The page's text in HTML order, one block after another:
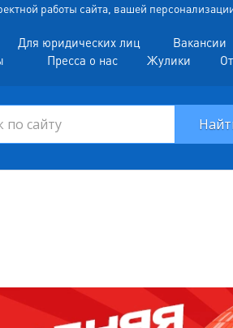
работы сайта, вашей
Для юридических лиц Вакансии
Пресса о нас Жулики